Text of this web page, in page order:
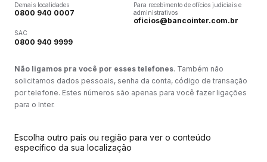
Demais localidades
0800 940 0007
SAC
0800 940 9999
Para recebimento de ofícios judiciais e
administrativos
oficios@bancointer.com.br
Não ligamos pra você por esses telefones. Também não
solicitamos dados pessoais, senha da conta, código de transação
por telefone. Estes números são apenas para você fazer ligações
para o Inter.
Escolha outro país ou região para ver o conteúdo
específico da sua localização